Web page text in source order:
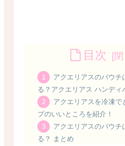
目次
アクエリアスのパウチ
る？アクエリアス ハンディ
アクエリアスを冷凍で
プのいいところを紹介！
アクエリアスのパウチ
る？ まとめ